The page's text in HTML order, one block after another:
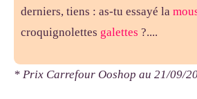
derniers, tiens : as-tu essayé la
croquignolettes galettes ?....
* Prix Carrefour Ooshop au 21/09/